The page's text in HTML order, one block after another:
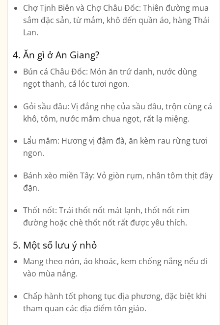
Chợ Tịnh Biên và Chợ Châu Đốc: Thiên đường mua
sắm đặc sản, từ mắm, khô đến quần áo, hàng Thái
Lan.
4. Ăn gì ở An Giang?
Bún cá Châu Đốc: Món ăn trứ danh, nước dùng
ngọt thanh, cá lóc tươi ngon.
Gỏi sầu đâu: Vị đắng nhẹ của sầu đâu, trộn cùng cá
khô, tôm, nước mắm chua ngọt, rất lạ miệng.
Lẩu mắm: Hương vị đậm đà, ăn kèm rau rừng tươi
ngon.
Bánh xèo miền Tây: Vỏ giòn rụm, nhân tôm thịt đầy
đặn.
Thốt nốt: Trái thốt nốt mát lạnh, thốt nốt rim
đường hoặc chè thốt nốt rất được yêu thích.
5. Một số lưu ý nhỏ
Mang theo nón, áo khoác, kem chống nắngnếu đi
vào mùa nắng.
Chấp hành tốt phong tục địa phương, đặc biệt khi
tham quan các địa điểm tôn giáo.